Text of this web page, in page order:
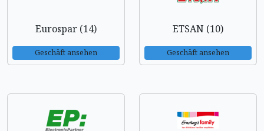
Eurospar (14)
Geschäft ansehen
ETSAN (10)
Geschäft ansehen